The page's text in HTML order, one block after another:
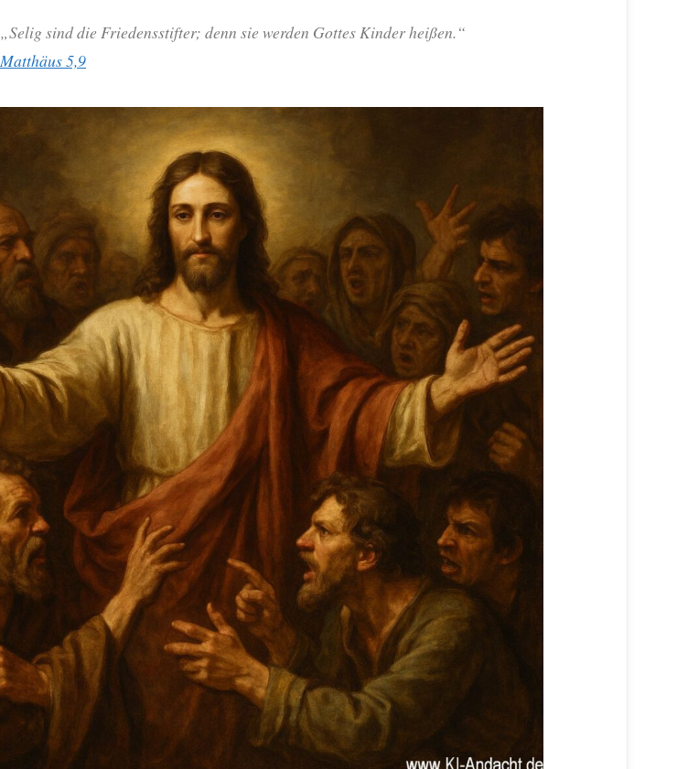
„Selig sind die Friedensstifter; denn sie werden Gottes Kinder heißen.“
Matthäus 5,9